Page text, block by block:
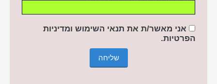
אני מאשר/ת את תנאי השימוש ומדיניות
הפרטיות.